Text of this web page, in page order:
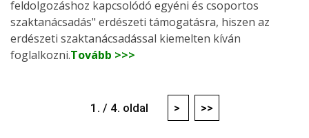
feldolgozáshoz kapcsolódó egyéni és csoportos
szaktanácsadás" erdészeti támogatásra, hiszen az
erdészeti szaktanácsadással kiemelten kíván
foglalkozni.Tovább >>>
1. / 4. oldal > >>